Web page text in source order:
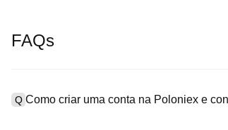
FAQs
Q Como criar uma conta na Poloniex e